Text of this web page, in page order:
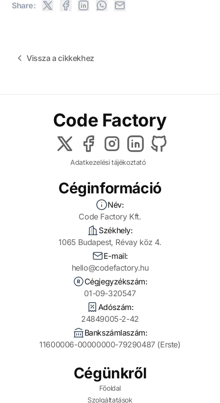
Share:
Vissza a cikkekhez
Code Factory
Adatkezelési tájékoztató
Céginformáció
Név:
Code Factory Kft.
Székhely:
1065 Budapest, Révay köz 4.
E-mail:
hello@codefactory.hu
Cégjegyzékszám:
01-09-320547
Adószám:
24849005-2-42
Bankszámlaszám:
11600006-00000000-79290487 (Erste)
Cégünkről
Főoldal
Szolgáltatások